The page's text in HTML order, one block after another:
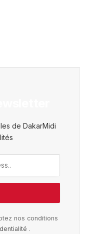
de DakarMidi
nos conditions
.